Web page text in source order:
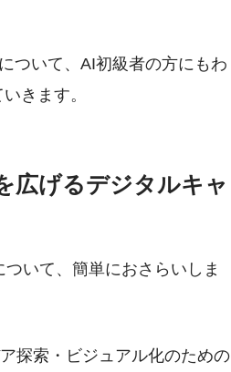
ついて、AI初級者の方にもわ
きます。
広げるデジタルキャ
いて、簡単におさらいしま
探索・ビジュアル化のための